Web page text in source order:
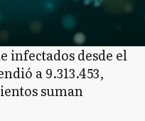
infectados desde el
a 9.313.453,
suman